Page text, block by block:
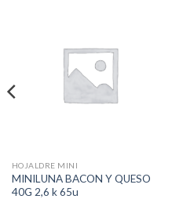
HOJALDRE MINI
MINILUNA BACON Y QUESO
40G 2,6 k 65u